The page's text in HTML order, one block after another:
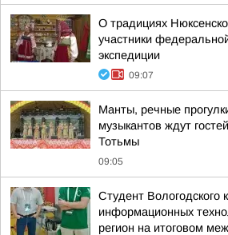
О традициях
участники
экспедиции
09:07
Манты, речные
музыкантов ждут
Тотьмы
09:05
Студент Вологодского
информационных
регион на итоговом